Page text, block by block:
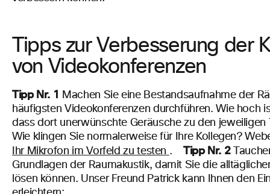
Tipps zur Verbesserung der
von Videokonferenzen
Tipp Nr. 1 Machen Sie eine Bestandsaufnahme der
häufigsten Videokonferenzen durchführen. Wie hoch
dass dort unerwünschte Geräusche zu den jeweiligen
Wie klingen Sie normalerweise für Ihre Kollegen?
Ihr Mikrofon im Vorfeld zu testen . Tipp Nr. 2
Grundlagen der Raumakustik, damit Sie die
lösen können. Unser Freund Patrick kann Ihnen den